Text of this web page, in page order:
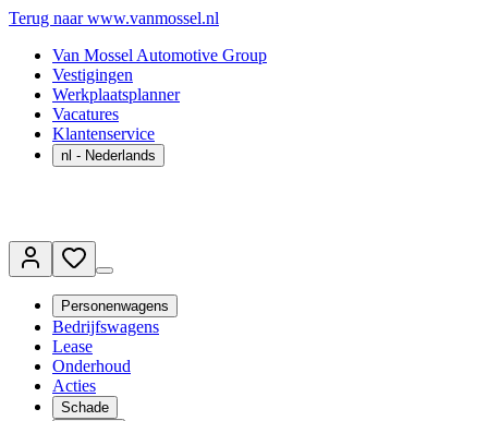
Terug naar www.vanmossel.nl
Van Mossel Automotive Group
Vestigingen
Werkplaatsplanner
Vacatures
Klantenservice
nl - Nederlands
Personenwagens
Bedrijfswagens
Lease
Onderhoud
Acties
Schade